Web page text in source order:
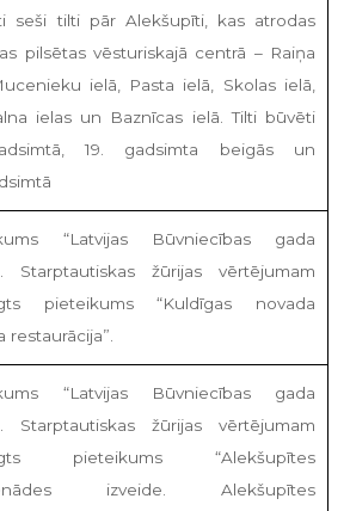
seši tilti pār Alekšupīti, kas atrodas
pilsētas vēsturiskajā centrā – Raiņa
ielā, Pasta ielā, Skolas ielā,
ielas un Baznīcas ielā. Tilti būvēti
19. gadsimta beigās un
“Latvijas Būvniecības gada
Starptautiskas žūrijas vērtējumam
pieteikums “Kuldīgas novada
restaurācija”.
“Latvijas Būvniecības gada
Starptautiskas žūrijas vērtējumam
pieteikums “Alekšupītes
izveide. Alekšupītes